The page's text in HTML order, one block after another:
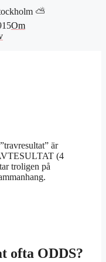
⛅
Om
är
(4
troligen på
ofta ODDS?